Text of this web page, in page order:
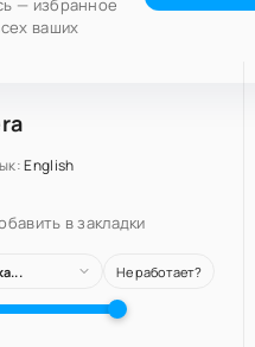
— избранное
ваших
English
в закладки
Не работает?